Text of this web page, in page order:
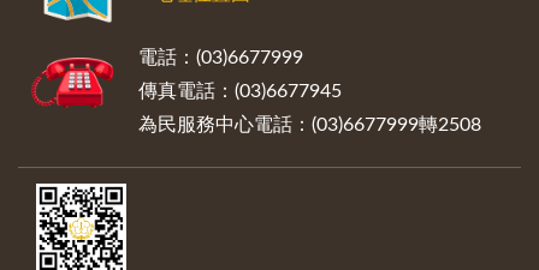
電話：(03)6677999
傳真電話：(03)6677945
為民服務中心電話：(03)6677999轉2508